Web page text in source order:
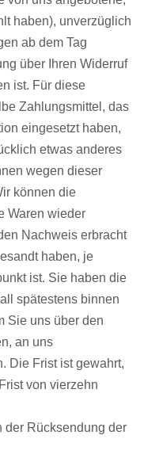
haben), unverzüglich
ab dem Tag
über Ihren Widerruf
ist. Für diese
Zahlungsmittel, das
eingesetzt haben,
etwas anderes
wegen dieser
können die
Waren wieder
Nachweis erbracht
haben, je
ist. Sie haben die
spätestens binnen
Sie uns über den
an uns
Die Frist ist gewahrt,
von vierzehn
der Rücksendung der